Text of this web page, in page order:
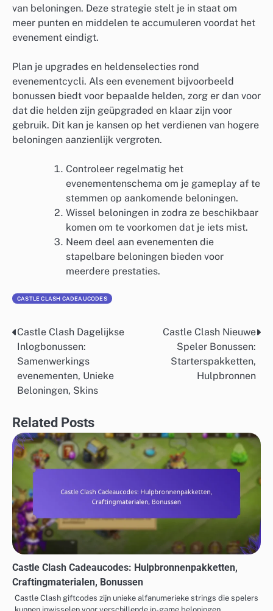
van beloningen. Deze strategie stelt je in staat om
meer punten en middelen te accumuleren voordat het
evenement eindigt.
Plan je upgrades en heldenselecties rond
evenementcycli. Als een evenement bijvoorbeeld
bonussen biedt voor bepaalde helden, zorg er dan voor
dat die helden zijn geüpgraded en klaar zijn voor
gebruik. Dit kan je kansen op het verdienen van hogere
beloningen aanzienlijk vergroten.
Controleer regelmatig het
evenementenschema om je gameplay af te
stemmen op aankomende beloningen.
Wissel beloningen in zodra ze beschikbaar
komen om te voorkomen dat je iets mist.
Neem deel aan evenementen die
stapelbare beloningen bieden voor
meerdere prestaties.
CASTLE CLASH CADEAUCODES
Post
navigation
Castle Clash Dagelijkse
Inlogbonussen:
Samenwerkings
evenementen, Unieke
Beloningen, Skins
Castle Clash Nieuwe
Speler Bonussen:
Starterspakketten,
Hulpbronnen
Related Posts
Castle Clash Cadeaucodes: Hulpbronnenpakketten,
Craftingmaterialen, Bonussen
Castle Clash giftcodes zijn unieke alfanumerieke strings die spelers